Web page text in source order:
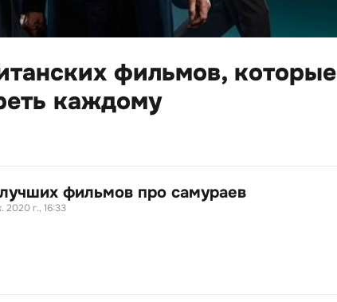
фильмов, которые
каждому
фильмов про самураев
2020 г., 16:33